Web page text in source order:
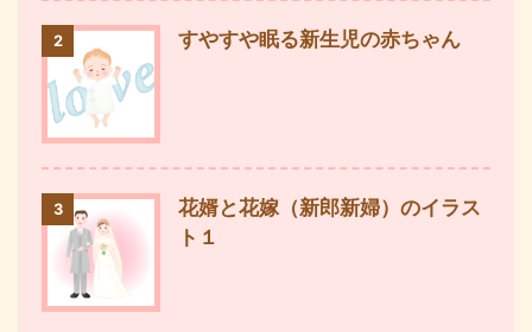
2 すやすや眠る新生児の赤ちゃん
3
花婿と花嫁（新郎新婦）のイラス
ト１